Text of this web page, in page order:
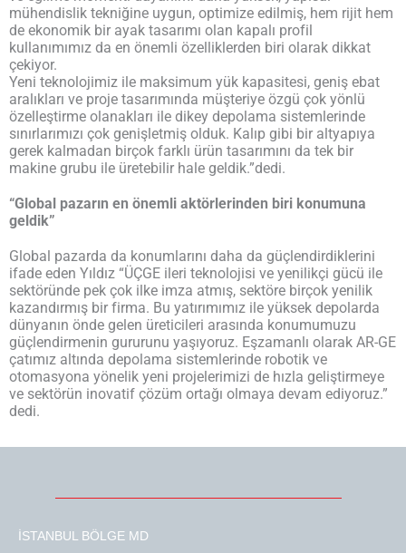
mühendislik tekniğine uygun, optimize edilmiş, hem rijit hem
de ekonomik bir ayak tasarımı olan kapalı profil
kullanımımız da en önemli özelliklerden biri olarak dikkat
çekiyor.
Yeni teknolojimiz ile maksimum yük kapasitesi, geniş ebat
aralıkları ve proje tasarımında müşteriye özgü çok yönlü
özelleştirme olanakları ile dikey depolama sistemlerinde
sınırlarımızı çok genişletmiş olduk. Kalıp gibi bir altyapıya
gerek kalmadan birçok farklı ürün tasarımını da tek bir
makine grubu ile üretebilir hale geldik.”dedi.
“Global pazarın en önemli aktörlerinden biri konumuna
geldik”
Global pazarda da konumlarını daha da güçlendirdiklerini
ifade eden Yıldız “ÜÇGE ileri teknolojisi ve yenilikçi gücü ile
sektöründe pek çok ilke imza atmış, sektöre birçok yenilik
kazandırmış bir firma. Bu yatırımımız ile yüksek depolarda
dünyanın önde gelen üreticileri arasında konumumuzu
güçlendirmenin gururunu yaşıyoruz. Eşzamanlı olarak AR-GE
çatımız altında depolama sistemlerinde robotik ve
otomasyona yönelik yeni projelerimizi de hızla geliştirmeye
ve sektörün inovatif çözüm ortağı olmaya devam ediyoruz.”
dedi.
İSTANBUL BÖLGE MD